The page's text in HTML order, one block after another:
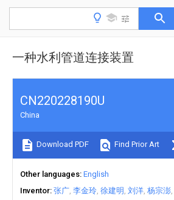
一种水利管道连接装置
CN220228190U
China
Download PDF Find Prior Art
Other languages English
Inventor 张广 李金玲 徐建明 刘洋 杨宗澎